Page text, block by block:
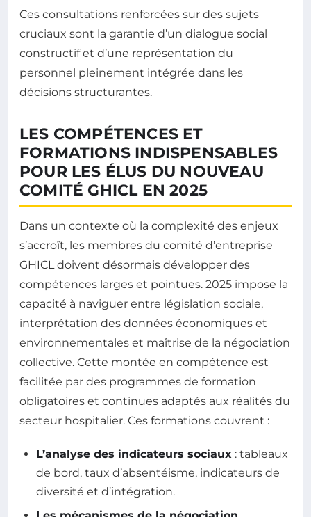
Ces consultations renforcées sur des sujets
cruciaux sont la garantie d’un dialogue social
constructif et d’une représentation du
personnel pleinement intégrée dans les
décisions structurantes.
LES COMPÉTENCES ET
FORMATIONS INDISPENSABLES
POUR LES ÉLUS DU NOUVEAU
COMITÉ GHICL EN 2025
Dans un contexte où la complexité des enjeux
s’accroît, les membres du comité d’entreprise
GHICL doivent désormais développer des
compétences larges et pointues. 2025 impose la
capacité à naviguer entre législation sociale,
interprétation des données économiques et
environnementales et maîtrise de la négociation
collective. Cette montée en compétence est
facilitée par des programmes de formation
obligatoires et continues adaptés aux réalités du
secteur hospitalier. Ces formations couvrent :
L’analyse des indicateurs sociaux : tableaux
de bord, taux d’absentéisme, indicateurs de
diversité et d’intégration.